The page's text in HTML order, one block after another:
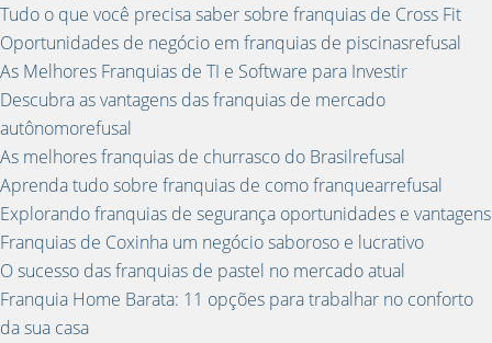
Tudo o que você precisa saber sobre franquias de Cross Fit
Oportunidades de negócio em franquias de piscinasrefusal
As Melhores Franquias de TI e Software para Investir
Descubra as vantagens das franquias de mercado
autônomorefusal
As melhores franquias de churrasco do Brasilrefusal
Aprenda tudo sobre franquias de como franquearrefusal
Explorando franquias de segurança oportunidades e vantagens
Franquias de Coxinha um negócio saboroso e lucrativo
O sucesso das franquias de pastel no mercado atual
Franquia Home Barata: 11 opções para trabalhar no conforto
da sua casa